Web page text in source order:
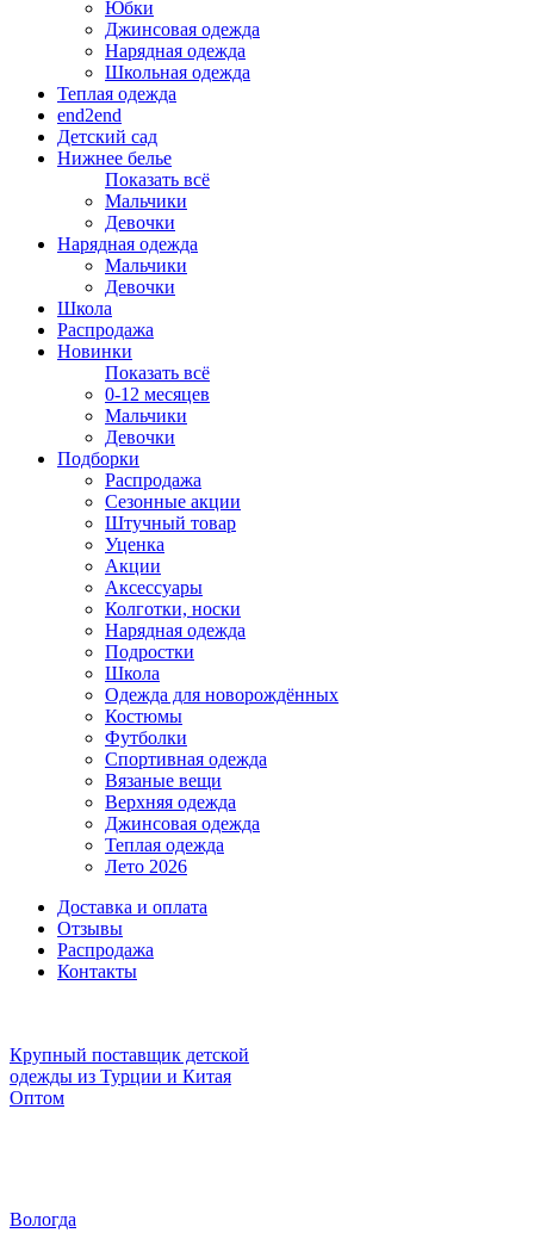
Юбки
Джинсовая одежда
Нарядная одежда
Школьная одежда
Теплая одежда
end2end
Детский сад
Нижнее белье
Показать всё
Мальчики
Девочки
Нарядная одежда
Мальчики
Девочки
Школа
Распродажа
Новинки
Показать всё
0-12 месяцев
Мальчики
Девочки
Подборки
Распродажа
Сезонные акции
Штучный товар
Уценка
Акции
Аксессуары
Колготки, носки
Нарядная одежда
Подростки
Школа
Одежда для новорождённых
Костюмы
Футболки
Спортивная одежда
Вязаные вещи
Верхняя одежда
Джинсовая одежда
Теплая одежда
Лето 2026
Доставка и оплата
Отзывы
Распродажа
Контакты
Крупный поставщик детской
одежды из Турции и Китая
Оптом
Вологда